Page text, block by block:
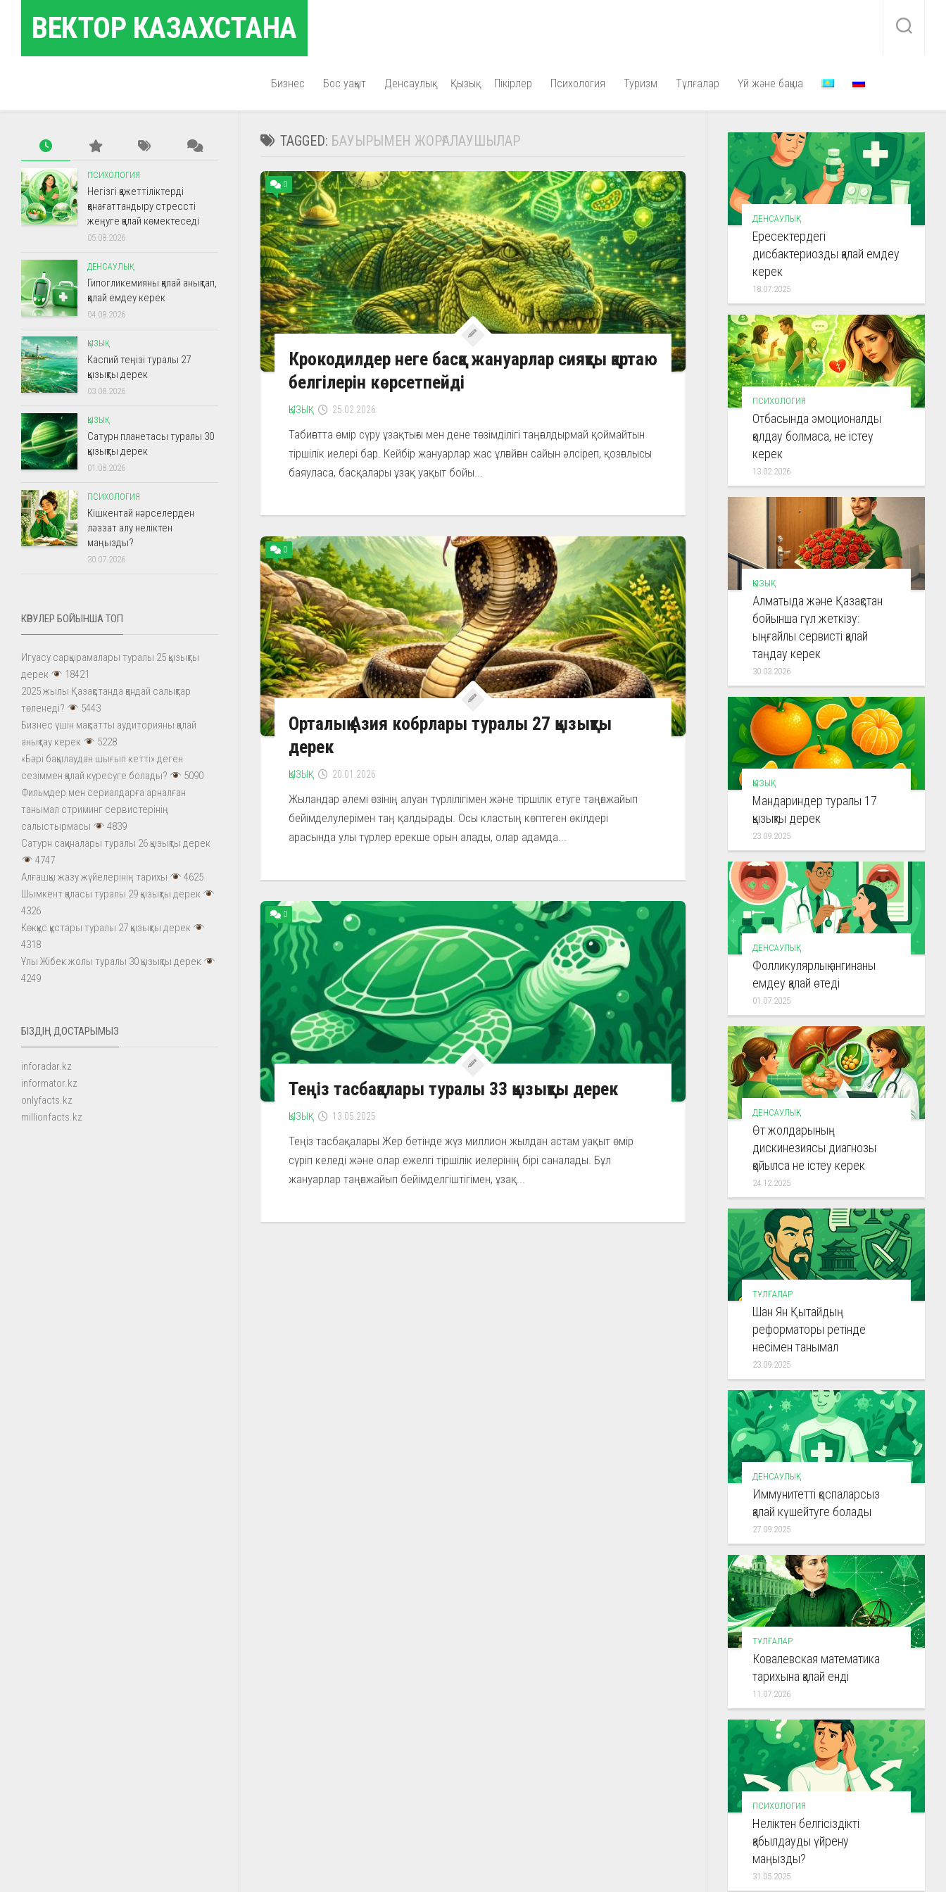
contentВЕКТОР КАЗАХСТАНА
Бизнес Бос уақыт Денсаулық Қызық Пікірлер Психология Туризм Тұлғалар Үй және бақша
TAGGED: БАУЫРЫМЕН ЖОРҒАЛАУШЫЛАР
0
Крокодилдер неге басқа жануарлар сияқты қартаю
белгілерін көрсетпейді
ҚЫЗЫҚ 25.02.2026
Табиғатта өмір сүру ұзақтығы мен дене төзімділігі таңғалдырмай қоймайтын
тіршілік иелері бар. Кейбір жануарлар жас ұлғайған сайын әлсіреп, қозғалысы
баяуласа, басқалары ұзақ уақыт бойы...
0
Орталық Азия кобрлары туралы 27 қызықты
дерек
ҚЫЗЫҚ 20.01.2026
Жыландар әлемі өзінің алуан түрлілігімен және тіршілік етуге таңғажайып
бейімделулерімен таң қалдырады. Осы кластың көптеген өкілдері
арасында улы түрлер ерекше орын алады, олар адамда...
0
Теңіз тасбақалары туралы 33 қызықты дерек
ҚЫЗЫҚ 13.05.2025
Теңіз тасбақалары Жер бетінде жүз миллион жылдан астам уақыт өмір
сүріп келеді және олар ежелгі тіршілік иелерінің бірі саналады. Бұл
жануарлар таңғажайып бейімделгіштігімен, ұзақ...
ПСИХОЛОГИЯ
Негізгі қажеттіліктерді
қанағаттандыру стрессті
жеңуге қалай көмектеседі
05.08.2026
ДЕНСАУЛЫҚ
Гипогликемияны қалай анықтап,
қалай емдеу керек
04.08.2026
ҚЫЗЫҚ
Каспий теңізі туралы 27
қызықты дерек
03.08.2026
ҚЫЗЫҚ
Сатурн планетасы туралы 30
қызықты дерек
01.08.2026
ПСИХОЛОГИЯ
Кішкентай нәрселерден
ләззат алу неліктен
маңызды?
30.07.2026
КӨРУЛЕР БОЙЫНША ТОП
Игуасу сарқырамалары туралы 25 қызықты
дерек
18421
2025 жылы Қазақстанда қандай салықтар
төленеді?
5443
Бизнес үшін мақсатты аудиторияны қалай
анықтау керек
5228
«Бәрі бақылаудан шығып кетті» деген
сезіммен қалай күресуге болады?
5090
Фильмдер мен сериалдарға арналған
танымал стриминг сервистерінің
салыстырмасы
4839
Сатурн сақиналары туралы 26 қызықты дерек
4747
Алғашқы жазу жүйелерінің тарихы
4625
Шымкент қаласы туралы 29 қызықты дерек
4326
Көкқұс құстары туралы 27 қызықты дерек
4318
Ұлы Жібек жолы туралы 30 қызықты дерек
4249
БІЗДІҢ ДОСТАРЫМЫЗ
inforadar.kz
informator.kz
onlyfacts.kz
millionfacts.kz
ДЕНСАУЛЫҚ
Ересектердегі
дисбактериозды қалай емдеу
керек
18.07.2025
ПСИХОЛОГИЯ
Отбасында эмоционалды
қолдау болмаса, не істеу
керек
13.02.2026
ҚЫЗЫҚ
Алматыда және Қазақстан
бойынша гүл жеткізу:
ыңғайлы сервисті қалай
таңдау керек
30.03.2026
ҚЫЗЫҚ
Мандариндер туралы 17
қызықты дерек
23.09.2025
ДЕНСАУЛЫҚ
Фолликулярлық ангинаны
емдеу қалай өтеді
01.07.2025
ДЕНСАУЛЫҚ
Өт жолдарының
дискинезиясы диагнозы
қойылса не істеу керек
24.12.2025
ТҰЛҒАЛАР
Шан Ян Қытайдың
реформаторы ретінде
несімен танымал
23.09.2025
ДЕНСАУЛЫҚ
Иммунитетті қоспаларсыз
қалай күшейтуге болады
27.09.2025
ТҰЛҒАЛАР
Ковалевская математика
тарихына қалай енді
11.07.2026
ПСИХОЛОГИЯ
Неліктен белгісіздікті
қабылдауды үйрену
маңызды?
31.05.2025